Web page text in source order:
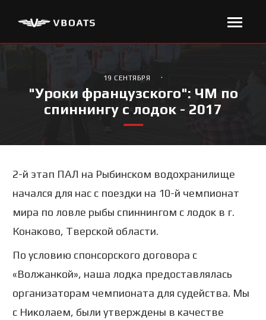
19 СЕНТЯБРЯ ·
"Уроки французского": ЧМ по
спиннингу с лодок - 2017
2-й этап ПАЛ на Рыбинском водохранилище
начался для нас с поездки на 10-й чемпионат
мира по ловле рыбы спиннингом с лодок в г.
Конаково, Тверской области.
По условию спонсорского договора с
«Волжанкой», наша лодка предоставлялась
организаторам чемпионата для судейства. Мы
с Николаем, были утверждены в качестве